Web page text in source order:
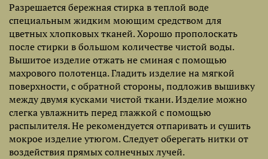
Разрешается бережная стирка в теплой воде
специальным жидким моющим средством для
цветных хлопковых тканей. Хорошо прополоскать
после стирки в большом количестве чистой воды.
Вышитое изделие отжать не сминая с помощью
махрового полотенца. Гладить изделие на мягкой
поверхности, с обратной стороны, подложив вышивку
между двумя кусками чистой ткани. Изделие можно
слегка увлажнить перед глажкой с помощью
распылителя. Не рекомендуется отпаривать и сушить
мокрое изделие утюгом. Следует оберегать нитки от
воздействия прямых солнечных лучей.